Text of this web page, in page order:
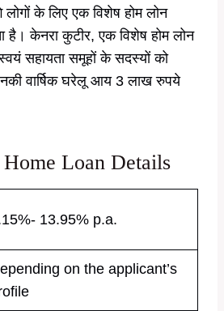
लोगों के लिए एक विशेष होम लोन
है। केनरा कुटीर, एक विशेष होम लोन
सहायता समूहों के सदस्यों को
वार्षिक घरेलू आय 3 लाख रुपये
Loan Details
13.95% p.a.
on the applicant’s